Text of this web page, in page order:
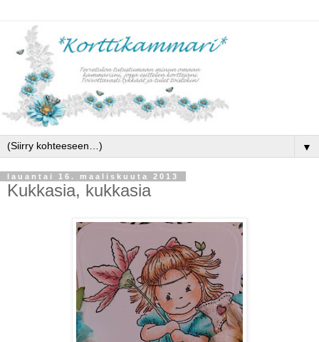
▼
lauantai 16. maaliskuuta 2013
Kukkasia, kukkasia